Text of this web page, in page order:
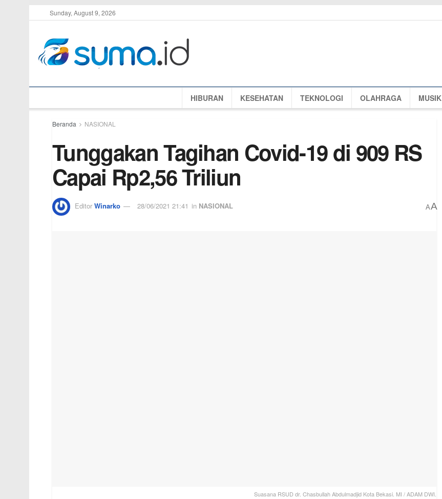
Sunday, August 9, 2026
HIBURAN KESEHATAN TEKNOLOGI OLAHRAGA MUSIK
Beranda NASIONAL
Tunggakan Tagihan Covid-19 di 909 RS
Capai Rp2,56 Triliun
Editor Winarko 28/06/2021 21:41 in NASIONAL AA
Suasana RSUD dr. Chasbullah Abdulmadjid Kota Bekasi. MI / ADAM DWI.